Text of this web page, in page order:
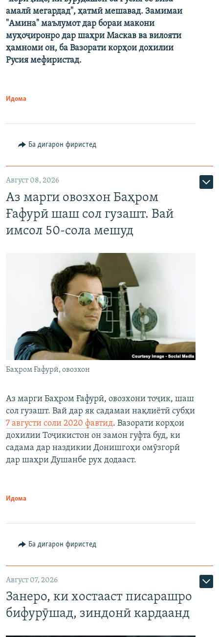
амалӣ мегардад", ҳатмӣ мешавад. Замимаи
"Амина" маълумот дар бораи макони
муҳоҷиронро дар шаҳри Маскав ва вилояти
ҳамноми он, ба Вазорати корҳои дохилии
Русия мефиристад.
Идома
Ба дигарон фиристед
Август 08, 2026
Аз марги овозхон Баҳром
Ғафурӣ шаш сол гузашт. Вай
имсол 50-сола мешуд
Баҳром Ғафурӣ, овозхон
Аз марги Баҳром Ғафурӣ, овозхони тоҷик, шаш
сол гузашт. Вай дар як садамаи нақлиётӣ субҳи
7 августи соли 2020 фавтид. Вазорати корҳои
дохилии Тоҷикистон он замон гуфта буд, ки
садама дар наздикии Донишгоҳи омӯзгорӣ
дар шаҳри Душанбе рух додааст.
Идома
Ба дигарон фиристед
Август 07, 2026
Занеро, ки хостааст писарашро
бифурӯшад, зиндонӣ кардаанд